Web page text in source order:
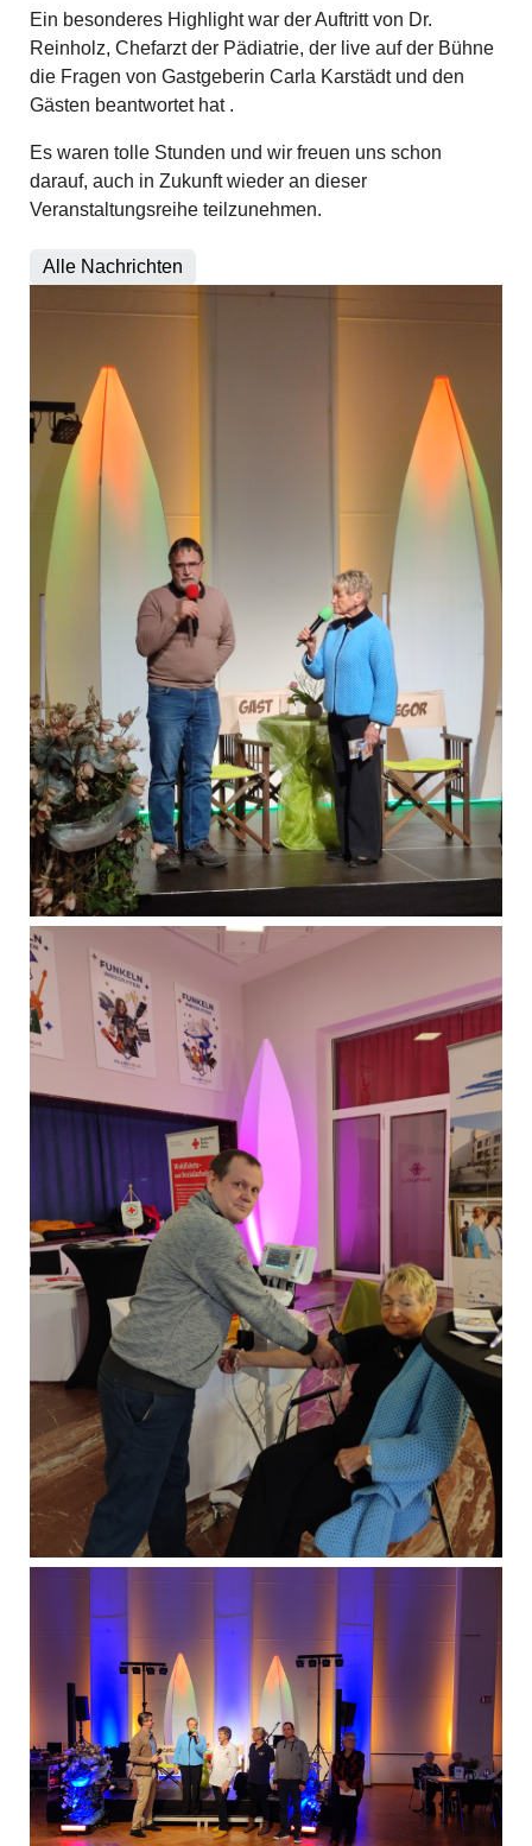
Ein besonderes Highlight war der Auftritt von Dr.
Reinholz, Chefarzt der Pädiatrie, der live auf der Bühne
die Fragen von Gastgeberin Carla Karstädt und den
Gästen beantwortet hat .
Es waren tolle Stunden und wir freuen uns schon
darauf, auch in Zukunft wieder an dieser
Veranstaltungsreihe teilzunehmen.
Alle Nachrichten